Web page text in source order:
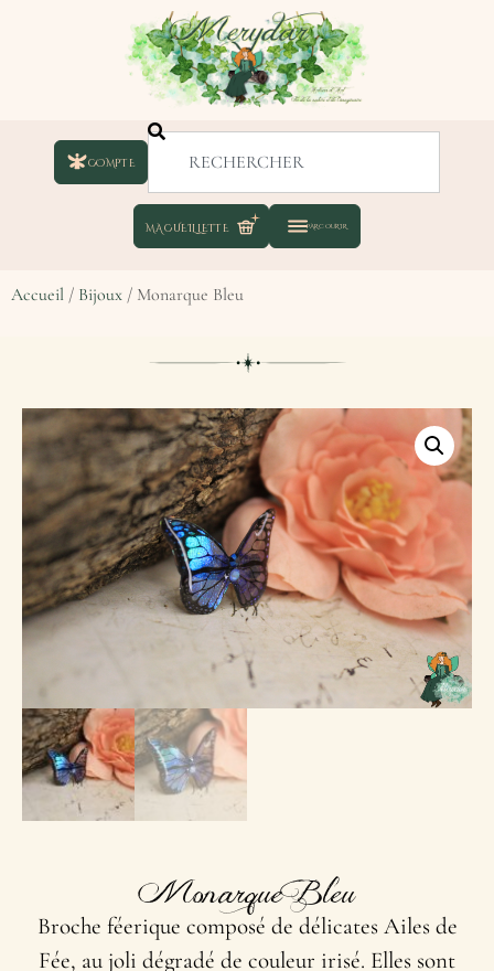
COMPTE
Accueil / Bijoux / Monarque Bleu
Monarque Bleu
Broche féerique composé de délicates Ailes de
Fée, au joli dégradé de couleur irisé. Elles sont